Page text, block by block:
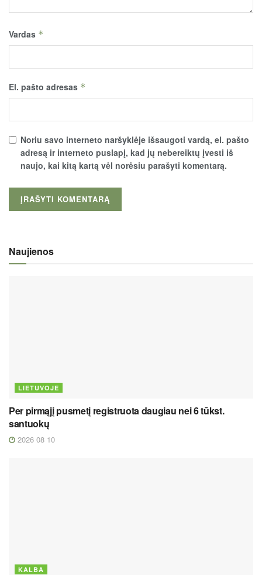
Vardas *
El. pašto adresas *
Noriu savo interneto naršyklėje išsaugoti vardą, el. pašto
adresą ir interneto puslapį, kad jų nebereiktų įvesti iš
naujo, kai kitą kartą vėl norėsiu parašyti komentarą.
Naujienos
LIETUVOJE
Per pirmąjį pusmetį registruota daugiau nei 6 tūkst.
santuokų
2026 08 10
KALBA